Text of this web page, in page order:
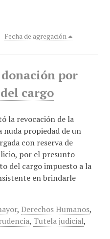
Fecha de agregación
por
cargo
la revocación de la
nuda propiedad de un
con reserva de
por el presunto
del cargo impuesto a la
en brindarle
, Derechos Humanos,
, Tutela judicial,